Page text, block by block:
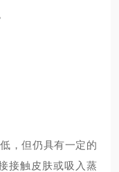
，但仍具有一定的
接触皮肤或吸入蒸